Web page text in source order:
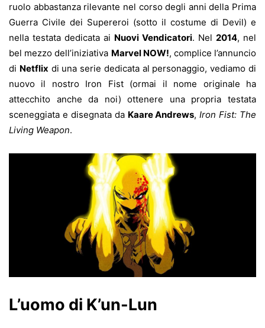
ruolo abbastanza rilevante nel corso degli anni della Prima
Guerra Civile dei Supereroi (sotto il costume di Devil) e
nella testata dedicata ai Nuovi Vendicatori. Nel 2014, nel
bel mezzo dell’iniziativa Marvel NOW!, complice l’annuncio
di Netflix di una serie dedicata al personaggio, vediamo di
nuovo il nostro Iron Fist (ormai il nome originale ha
attecchito anche da noi) ottenere una propria testata
sceneggiata e disegnata da Kaare Andrews,Iron Fist: The
Living Weapon.
L’uomo di K’un-Lun